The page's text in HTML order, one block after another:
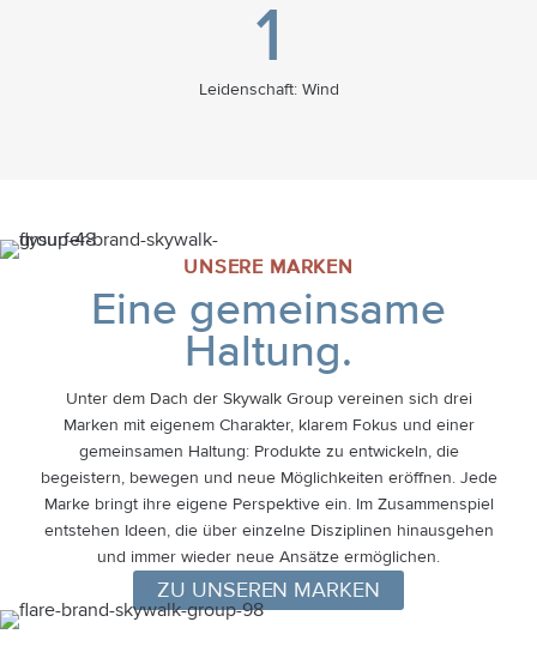
1
Leidenschaft: Wind
UNSERE MARKEN
Eine gemeinsame
Haltung.
Unter dem Dach der Skywalk Group vereinen sich drei
Marken mit eigenem Charakter, klarem Fokus und einer
gemeinsamen Haltung: Produkte zu entwickeln, die
begeistern, bewegen und neue Möglichkeiten eröffnen. Jede
Marke bringt ihre eigene Perspektive ein. Im Zusammenspiel
entstehen Ideen, die über einzelne Disziplinen hinausgehen
und immer wieder neue Ansätze ermöglichen.
ZU UNSEREN MARKEN